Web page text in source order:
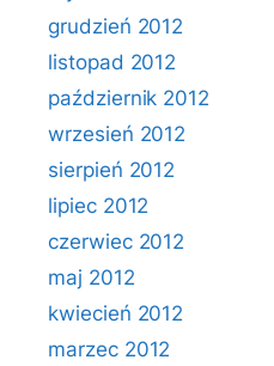
grudzień 2012
listopad 2012
październik 2012
wrzesień 2012
sierpień 2012
lipiec 2012
czerwiec 2012
maj 2012
kwiecień 2012
marzec 2012